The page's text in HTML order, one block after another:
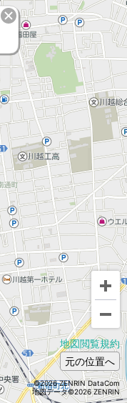
地図閲覧規約
元の位置へ
©2026 ZENRIN DataCom
地図データ©2026 ZENRIN